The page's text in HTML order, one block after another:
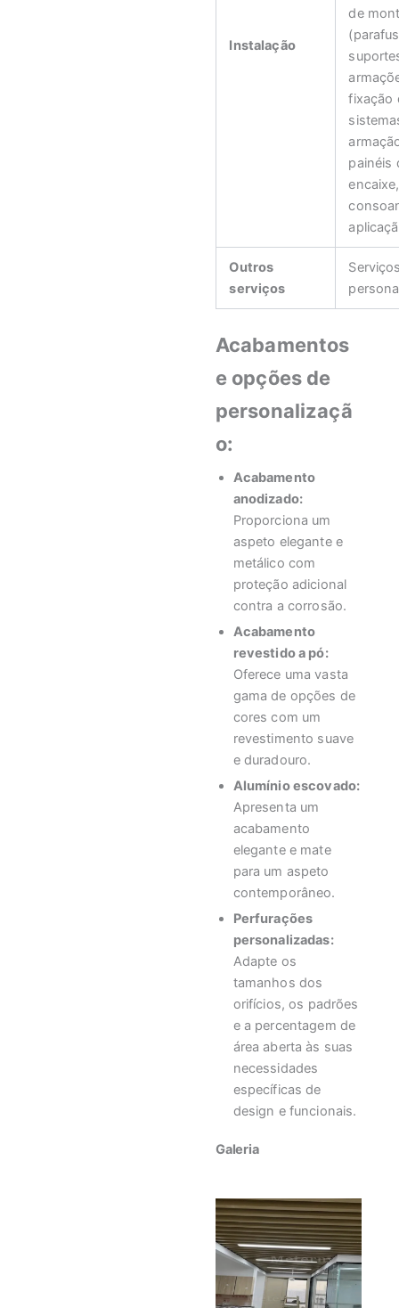
Instalação
de
fixação
painéis
encaixe,
Outros
serviços
Acabamentos
e opções de
personalizaçã
o:
Acabamento
anodizado:
Proporciona um
aspeto elegante e
metálico com
proteção adicional
contra a corrosão.
Acabamento
revestido a pó:
Oferece uma vasta
gama de opções de
cores com um
revestimento suave
e duradouro.
Alumínio escovado:
Apresenta um
acabamento
elegante e mate
para um aspeto
contemporâneo.
Perfurações
personalizadas:
Adapte os
tamanhos dos
orifícios, os padrões
e a percentagem de
área aberta às suas
necessidades
específicas de
design e funcionais.
Galeria